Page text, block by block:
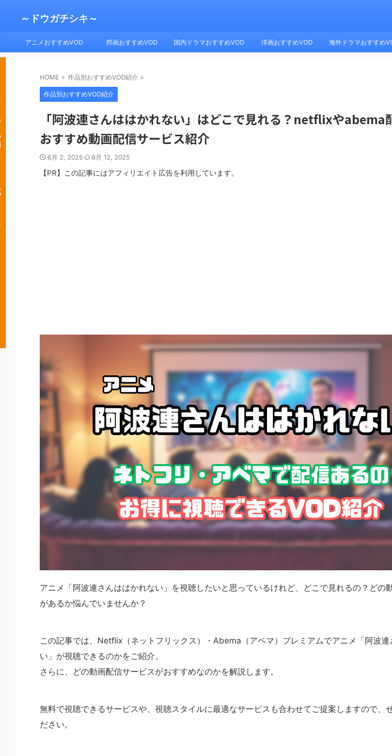
～ドウガチシキ～
アニメおすすめVOD 邦画おすすめVOD 国内ドラマおすすめVOD 洋画おすすめVOD 海外ドラマおすすめ
HOME > 作品別おすすめVOD紹介 >
作品別おすすめVOD紹介
「阿波連さんははかれない」はどこで見れる？netflixやabema
おすすめ動画配信サービス紹介
6月 2, 2025 8月 12, 2025
【PR】この記事にはアフィリエイト広告を利用しています。
アニメ「阿波連さんははかれない」を視聴したいと思っているけれど、どこで見れるの？どの
があるか悩んでいませんか？
この記事では、Netflix（ネットフリックス）・Abema（アベマ）プレミアムでアニメ「阿波連
い」が視聴できるのかをご紹介。
さらに、どの動画配信サービスがおすすめなのかを解説します。
無料で視聴できるサービスや、視聴スタイルに最適なサービスも合わせてご提案しますので、
ださい。